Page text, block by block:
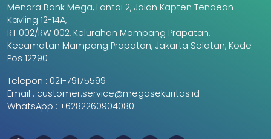
Menara Bank Mega, Lantai 2, Jalan Kapten Tendean
Kavling 12-14A,
RT 002/RW 002, Kelurahan Mampang Prapatan,
Kecamatan Mampang Prapatan, Jakarta Selatan, Kode
Pos 12790
Telepon : 021-79175599
Email : customer.service@megasekuritas.id
WhatsApp : +6282260904080